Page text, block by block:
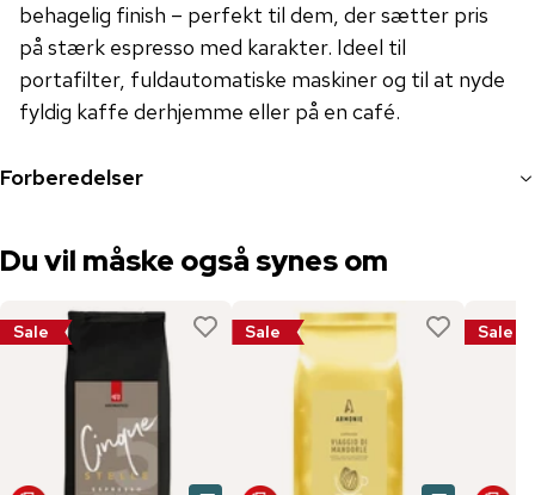
behagelig finish – perfekt til dem, der sætter pris
på stærk espresso med karakter. Ideel til
portafilter, fuldautomatiske maskiner og til at nyde
fyldig kaffe derhjemme eller på en café.
Forberedelser
Du vil måske også synes om
Sale Sale Sale